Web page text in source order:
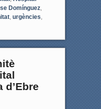
Domínguez,
, urgències
d’Ebre